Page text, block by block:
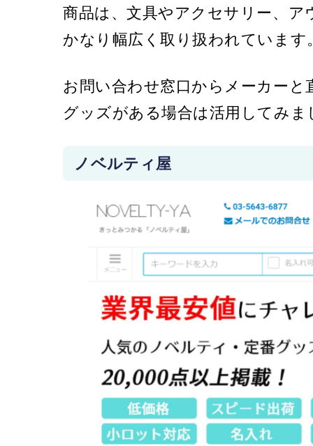
商品は、文具やアクセサリー、
かなり幅広く取り扱われています
お問い合わせ窓口からメーカー
グッズがある場合は活用してみま
ノベルティ屋